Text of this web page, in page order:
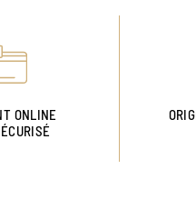
ONLINE